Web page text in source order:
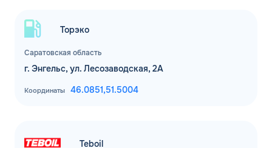
Саратовская область
Торэко
г. Энгельс, ул. Лесозаводская, 2А
Координаты 46.0851,51.5004
Teboil